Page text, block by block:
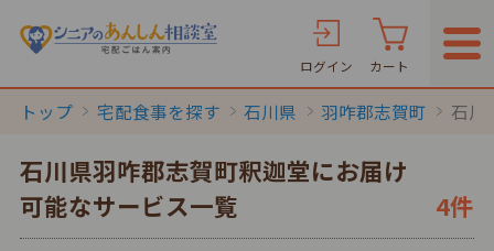
ログイン カート
トップ 宅配食事を探す 石川県 羽咋郡志賀町 石川
石川県羽咋郡志賀町釈迦堂にお届け
可能なサービス一覧
4件